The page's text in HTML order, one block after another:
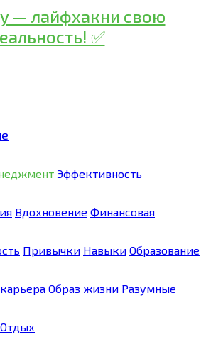
Эффективность
Вдохновение Финансовая
Привычки Навыки Образование
Образ жизни Разумные
Отдых